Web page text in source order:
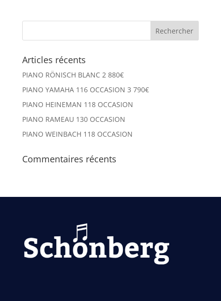
Articles récents
PIANO RÖNISCH BLANC 2 880€
PIANO YAMAHA 116 OCCASION 3 790€
PIANO HEINEMAN 118 OCCASION
PIANO RAMEAU 130 OCCASION
PIANO WEINBACH 118 OCCASION
Commentaires récents